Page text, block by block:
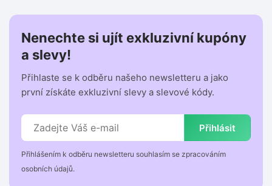
Nenechte si ujít exkluzivní kupóny
a slevy!
Přihlaste se k odběru našeho newsletteru a jako
první získáte exkluzivní slevy a slevové kódy.
Přihlásit
Přihlášením k odběru newsletteru souhlasím se zpracováním
osobních údajů.